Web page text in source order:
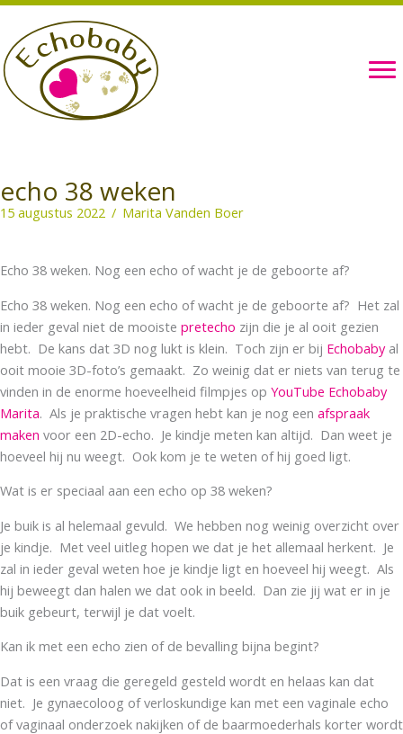
Ga
naar
de
inhoud
echo 38 weken
15 augustus 2022 / Marita Vanden Boer
Echo 38 weken. Nog een echo of wacht je de geboorte af?
Echo 38 weken. Nog een echo of wacht je de geboorte af? Het zal
in ieder geval niet de mooiste pretecho zijn die je al ooit gezien
hebt. De kans dat 3D nog lukt is klein. Toch zijn er bij Echobabyal
ooit mooie 3D-foto’s gemaakt. Zo weinig dat er niets van terug te
vinden in de enorme hoeveelheid filmpjes op YouTube Echobaby
Marita. Als je praktische vragen hebt kan je nog een afspraak
maken voor een 2D-echo. Je kindje meten kan altijd. Dan weet je
hoeveel hij nu weegt. Ook kom je te weten of hij goed ligt.
Wat is er speciaal aan een echo op 38 weken?
Je buik is al helemaal gevuld. We hebben nog weinig overzicht over
je kindje. Met veel uitleg hopen we dat je het allemaal herkent. Je
zal in ieder geval weten hoe je kindje ligt en hoeveel hij weegt. Als
hij beweegt dan halen we dat ook in beeld. Dan zie jij wat er in je
buik gebeurt, terwijl je dat voelt.
Kan ik met een echo zien of de bevalling bijna begint?
Dat is een vraag die geregeld gesteld wordt en helaas kan dat
niet. Je gynaecoloog of verloskundige kan met een vaginale echo
of vaginaal onderzoek nakijken of de baarmoederhals korter wordt